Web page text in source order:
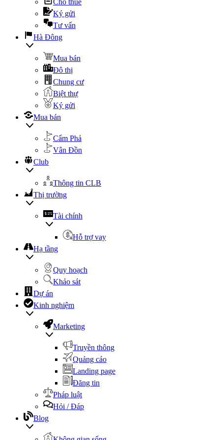
Cho thuê
Ký gửi
Tư vấn
Hà Đông
Mua bán
Đô thị
Chung cư
Biệt thự
Ký gửi
Mua bán
Cẩm Phả
Vân Đồn
Club
Thông tin CLB
Thị trường
Tài chính
Hỗ trợ vay
Hạ tầng
Quy hoạch
Khảo sát
Dự án
Kinh nghiệm
Marketing
Truyền thông
Quảng cáo
Landing page
Đăng tin
Pháp luật
Hỏi / Đáp
Blog